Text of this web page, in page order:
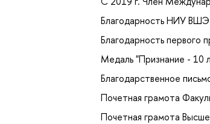
Благодарность НИУ
Благодарность
Медаль "Признание -
Благодарственное
Почетная грамота
Почетная грамота